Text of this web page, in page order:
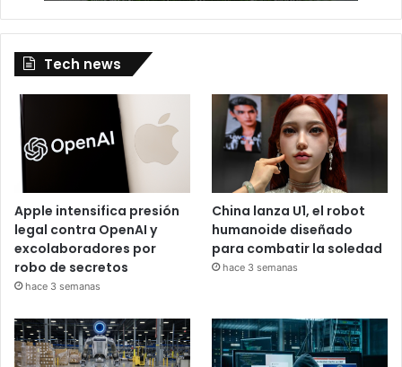
Tech news
Apple intensifica presión
legal contra OpenAI y
excolaboradores por
robo de secretos
hace 3 semanas
China lanza U1, el robot
humanoide diseñado
para combatir la soledad
hace 3 semanas